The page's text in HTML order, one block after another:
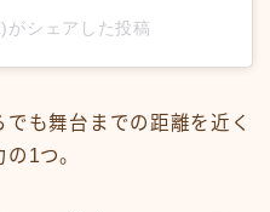
シェアした投稿
も舞台までの距離を近く
1つ。